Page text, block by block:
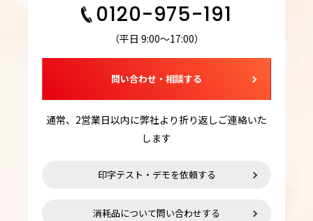
0120-975-191
（平日 9:00～17:00）
問い合わせ・相談する
通常、2営業日以内に弊社より折り返しご連絡いた
します
印字テスト・デモを依頼する
消耗品について問い合わせする